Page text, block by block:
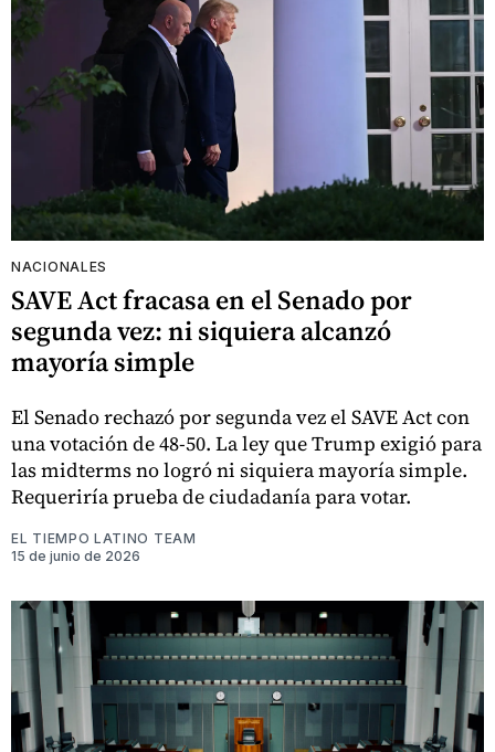
NACIONALES
SAVE Act fracasa en el Senado por
segunda vez: ni siquiera alcanzó
mayoría simple
El Senado rechazó por segunda vez el SAVE Act con
una votación de 48-50. La ley que Trump exigió para
las midterms no logró ni siquiera mayoría simple.
Requeriría prueba de ciudadanía para votar.
EL TIEMPO LATINO TEAM
15 de junio de 2026